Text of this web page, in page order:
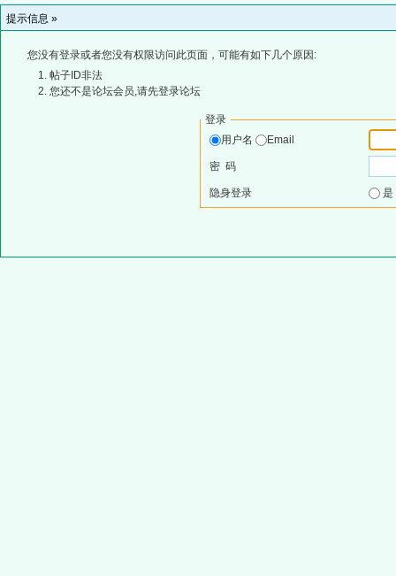
提示信息 »
您没有登录或者您没有权限访问此页面，可能有如下几个原因:
帖子ID非法
您还不是论坛会员,请先登录论坛
登录
用户名
Email
密 码
隐身登录